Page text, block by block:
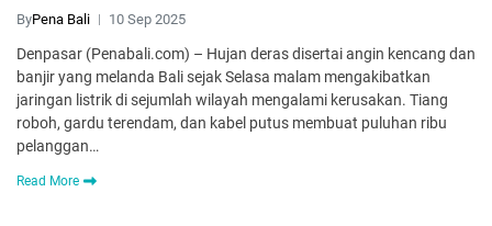
ByPena Bali 10 Sep 2025
Denpasar (Penabali.com) – Hujan deras disertai angin kencang dan
banjir yang melanda Bali sejak Selasa malam mengakibatkan
jaringan listrik di sejumlah wilayah mengalami kerusakan. Tiang
roboh, gardu terendam, dan kabel putus membuat puluhan ribu
pelanggan…
Read More